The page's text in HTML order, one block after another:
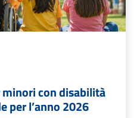
con disabilità
per l’anno 2026